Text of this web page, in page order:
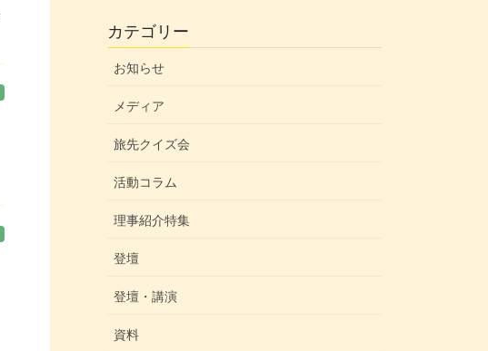
カテゴリー
お知らせ
メディア
旅先クイズ会
活動コラム
理事紹介特集
登壇
登壇・講演
資料